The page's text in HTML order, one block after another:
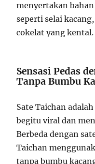
menyertakan
seperti selai
cokelat yang kental.
Sensasi Pedas
Tanpa Bumbu
Sate Taichan
begitu viral dan
Berbeda dengan
Taichan
tanpa bumbu